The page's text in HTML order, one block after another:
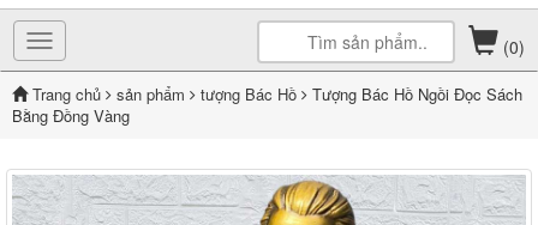
Toggle
navigation
(0)
Trang chủ sản phẩm tượng Bác Hồ
Tượng Bác Hồ Ngồi Đọc Sách
Bằng Đồng Vàng